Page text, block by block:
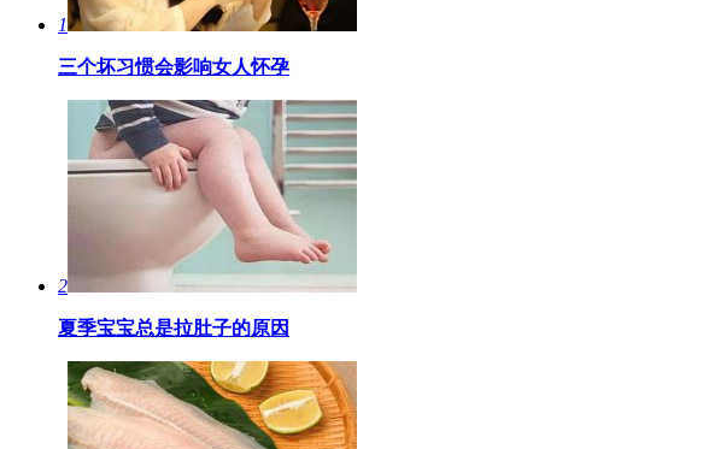
1
三个坏习惯会影响女人怀孕
2
夏季宝宝总是拉肚子的原因